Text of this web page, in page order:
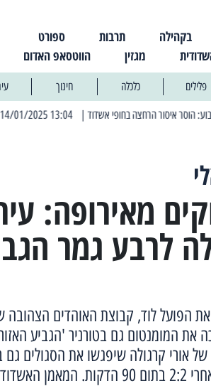
בקהילה תרבות
ספורט
מגזין הווטסאפ האדום
פלילים כלכלה חינוך
| 13:04 14/01/2025 עובדים בלילות: עבודות קרצוף וריבוד אספלט
מאירופה:
לרבע גמר
הפועל לוד, קבוצת האוהדים
את המומנטום גם בטורניר 'הגביע
של אורי קרגולה שיפגשו את הסגולים
הקרוב, גברו עליהם בפנדלים אחרי 2:2 בתום